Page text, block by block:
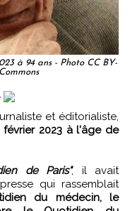
à 94 ans - Photo CC BY-
et éditorialiste,
février 2023 à l'âge de
de Paris", il avait
qui rassemblait
du médecin, le